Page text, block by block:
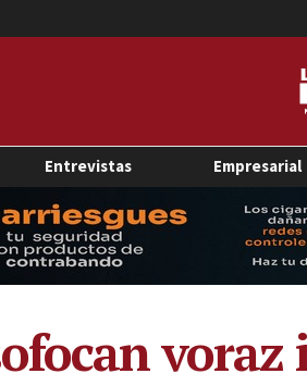
Entrevistas Empresarial